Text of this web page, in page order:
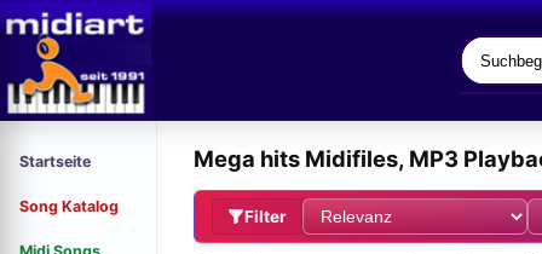
Startseite
Song Katalog
Mega hits Midifiles, MP3
Filter